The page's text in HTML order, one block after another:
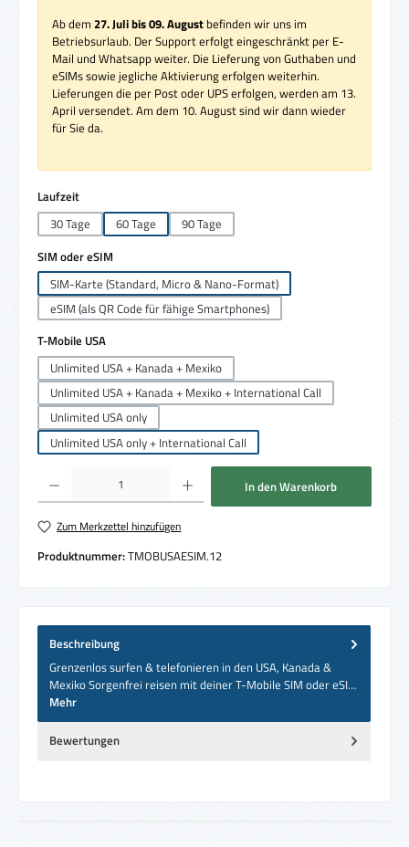
Ab dem 27. Juli bis 09. August befinden wir uns im
Betriebsurlaub. Der Support erfolgt eingeschränkt per E-
Mail und Whatsapp weiter. Die Lieferung von Guthaben und
eSIMs sowie jegliche Aktivierung erfolgen weiterhin.
Lieferungen die per Post oder UPS erfolgen, werden am 13.
April versendet. Am dem 10. August sind wir dann wieder
für Sie da.
Laufzeitauswählen
30 Tage
60 Tage
90 Tage
SIM oder eSIM
SIM-Karte (Standard, Micro & Nano-Format)
eSIM (als QR Code für fähige Smartphones)
T-Mobile USAauswählen
Unlimited USA + Kanada + Mexiko
Unlimited USA + Kanada + Mexiko + International Call
Unlimited USA only
Unlimited USA only + International Call
Produkt Anzahl: Gib den gewünschten Wert ein oder benutze die Schaltflächen um
In den Warenkorb
Zum Merkzettel hinzufügen
Produktnummer:TMOBUSAESIM.12
Beschreibung
Grenzenlos surfen & telefonieren in den USA, Kanada &
Mexiko Sorgenfrei reisen mit deiner T-Mobile SIM oder eSI…
Mehr
Bewertungen